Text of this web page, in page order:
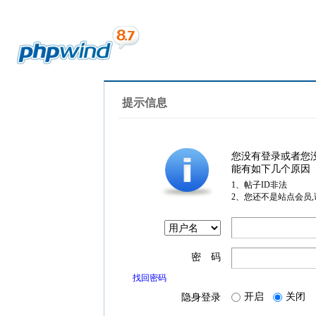
提示信息
您没有登录或者您
能有如下几个原因
1、帖子ID非法
2、您还不是站点会员
密 码
找回密码
隐身登录 开启 关闭